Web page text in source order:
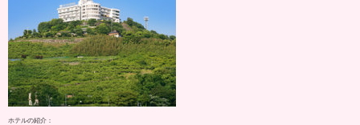
ホテルの紹介：